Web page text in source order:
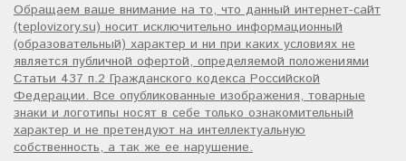
Обращаем ваше внимание на то, что данный интернет-сайт
(teplovizory.su) носит исключительно информационный
(образовательный) характер и ни при каких условиях не
является публичной офертой, определяемой положениями
Статьи 437 п.2 Гражданского кодекса Российской
Федерации. Все опубликованные изображения, товарные
знаки и логотипы носят в себе только ознакомительный
характер и не претендуют на интеллектуальную
собственность, а так же ее нарушение.